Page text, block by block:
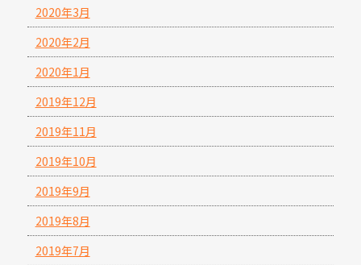
2020年3月
2020年2月
2020年1月
2019年12月
2019年11月
2019年10月
2019年9月
2019年8月
2019年7月